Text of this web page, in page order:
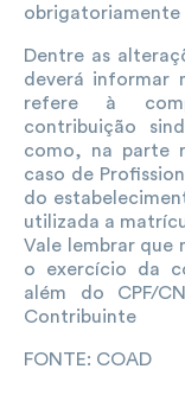
obrigatoriamente
Dentre as
deverá informar
refere à
contribuição
como, na parte
caso de
do
utilizada a
Vale lembrar que
o exercício da
além do CPF/
Contribuinte
FONTE: COAD